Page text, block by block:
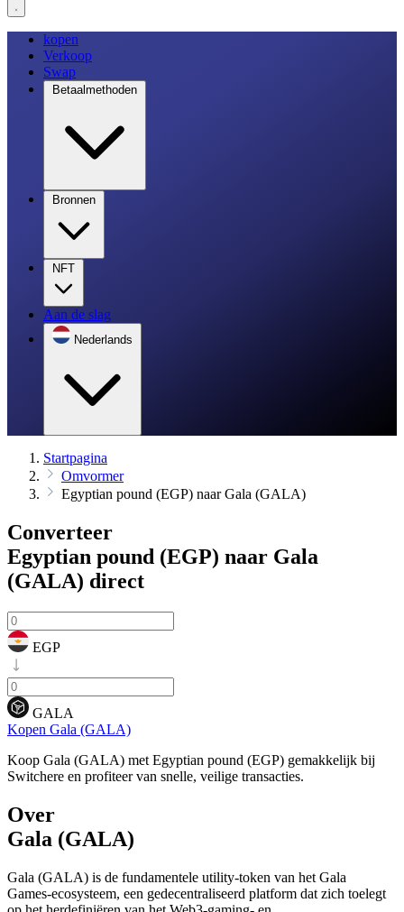
kopen
Verkoop
Swap
Betaalmethoden
Bronnen
NFT
Aan de slag
Nederlands
Startpagina
Omvormer
Egyptian pound (EGP) naar Gala (GALA)
Converteer
Egyptian pound (EGP) naar Gala
(GALA) direct
EGP
GALA
Kopen Gala (GALA)
Koop Gala (GALA) met Egyptian pound (EGP) gemakkelijk bij
Switchere en profiteer van snelle, veilige transacties.
Over
Gala (GALA)
Gala (GALA) is de fundamentele utility-token van het Gala
Games-ecosysteem, een gedecentraliseerd platform dat zich toelegt